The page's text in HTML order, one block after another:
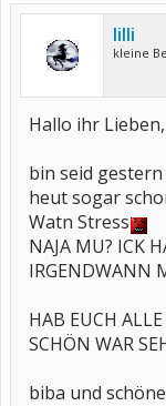
lilli
kleine
Hallo ihr Lieben,
bin seid
heut sogar
Watn Stress
NAJA MU? ICK
IRGENDWANN
HAB EUCH
SCHÖN WAR
biba und